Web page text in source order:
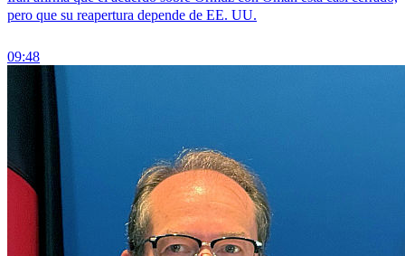
pero que su reapertura depende de EE. UU.
09:48